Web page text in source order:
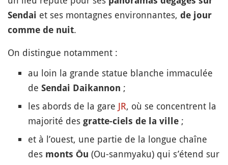
Sendai et ses montagnes environnantes, de jour
comme de nuit.
On distingue notamment :
au loin la grande statue blanche immaculée
de Sendai Daikannon ;
les abords de la gare JR, où se concentrent la
majorité des gratte-ciels de la ville ;
et à l’ouest, une partie de la longue chaîne
des monts Ōu (Ou-sanmyaku) qui s’étend sur